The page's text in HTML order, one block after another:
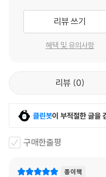
세우고 바쁜 시간을 쪼개 아
한 엄마들끼리 삼삼오오 짝
다. 다 아이들을 ‘위해서’다.
의 대상일 수도 있고, 엄마
지루한 시간보내기일 수도
에 머리를 쏙 집어넣는 것
작고 힘없는 아이에게는 노
■ ‘좋은 부모 되기’ 신드롬 II
다. ‘너를 너무 정신없게 만
리뷰 쓰기
혜택 및 유의사항
리뷰 0
클린봇이 부적절한 글을
구매한줄평
종이책